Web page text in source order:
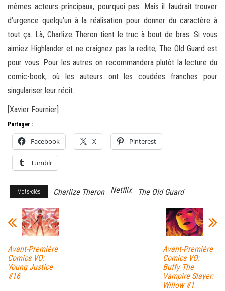
mêmes acteurs principaux, pourquoi pas. Mais il faudrait trouver
d’urgence quelqu’un à la réalisation pour donner du caractère à
tout ça. Là, Charlize Theron tient le truc à bout de bras. Si vous
aimiez Highlander et ne craignez pas la redite, The Old Guard est
pour vous. Pour les autres on recommandera plutôt la lecture du
comic-book, où les auteurs ont les coudées franches pour
singulariser leur récit.
[Xavier Fournier]
Partager :
Facebook X Pinterest
Tumblr
Mots-clés Charlize Theron Netflix The Old Guard
Avant-Première
Comics VO:
Young Justice
#16
Avant-Première
Comics VO:
Buffy The
Vampire Slayer:
Willow #1